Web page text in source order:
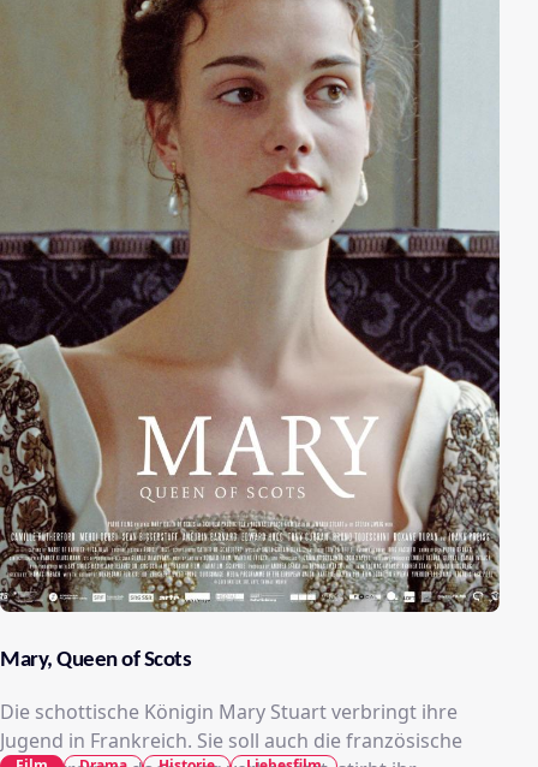
Mary, Queen of Scots
Die schottische Königin Mary Stuart verbringt ihre
Jugend in Frankreich. Sie soll auch die französische